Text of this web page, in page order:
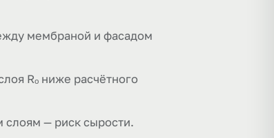
мембраной и фасадом
Rₒ ниже расчётного
слоям — риск сырости.